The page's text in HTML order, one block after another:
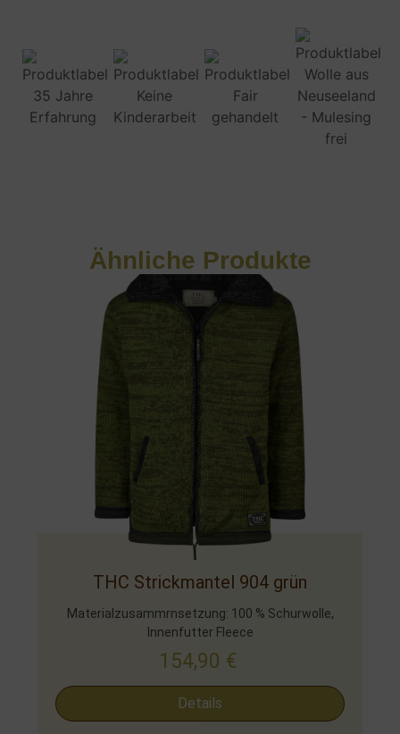
Ähnliche Produkte
THC Strickmantel 904 grün
Materialzusammrnsetzung: 100 % Schurwolle,
Innenfutter Fleece
154,90 €
Details